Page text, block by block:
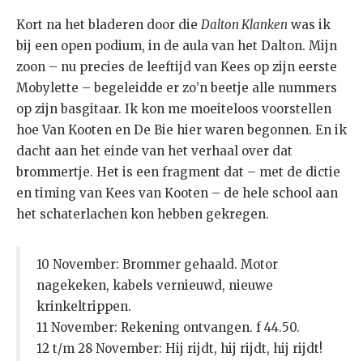
Kort na het bladeren door die Dalton Klanken was ik
bij een open podium, in de aula van het Dalton. Mijn
zoon – nu precies de leeftijd van Kees op zijn eerste
Mobylette – begeleidde er zo’n beetje alle nummers
op zijn basgitaar. Ik kon me moeiteloos voorstellen
hoe Van Kooten en De Bie hier waren begonnen. En ik
dacht aan het einde van het verhaal over dat
brommertje. Het is een fragment dat – met de dictie
en timing van Kees van Kooten – de hele school aan
het schaterlachen kon hebben gekregen.
10 November: Brommer gehaald. Motor
nagekeken, kabels vernieuwd, nieuwe
krinkeltrippen.
11 November: Rekening ontvangen. f 44.50.
12 t/m 28 November: Hij rijdt, hij rijdt, hij rijdt!